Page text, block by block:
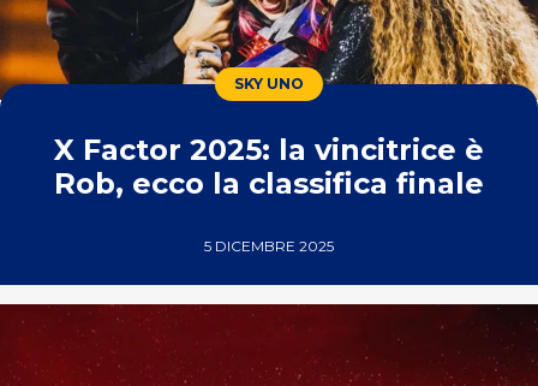
SKY UNO
X Factor 2025: la vincitrice è
Rob, ecco la classifica finale
5 DICEMBRE 2025